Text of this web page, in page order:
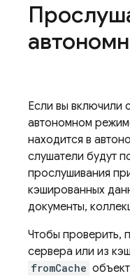
Если вы включили
автономном
находится в
слушатели будут
прослушивания
кэшированных
документы,
Чтобы проверить,
сервера или из
fromCache